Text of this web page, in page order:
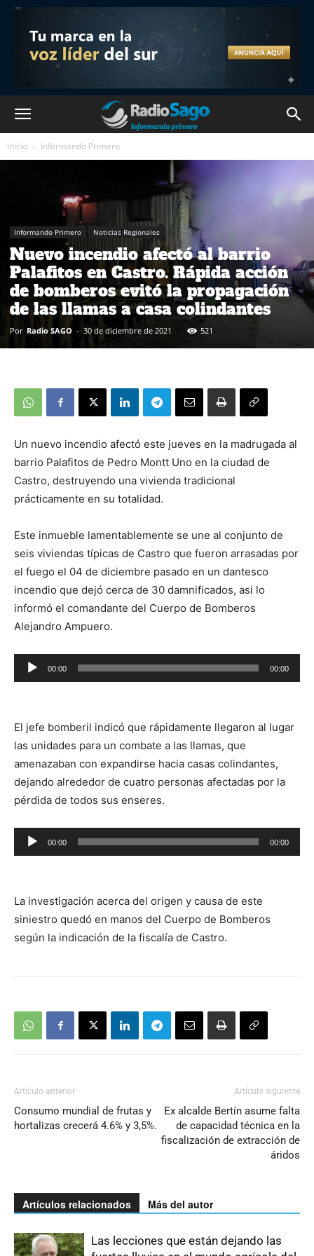
Inicio Informando Primero
Informando Primero Noticias Regionales
Nuevo incendio afectó al barrio
Palafitos en Castro. Rápida acción
de bomberos evitó la propagación
de las llamas a casa colindantes
Por Radio SAGO - 30 de diciembre de 2021 521
Un nuevo incendio afectó este jueves en la madrugada al
barrio Palafitos de Pedro Montt Uno en la ciudad de
Castro, destruyendo una vivienda tradicional
prácticamente en su totalidad.
Este inmueble lamentablemente se une al conjunto de
seis viviendas típicas de Castro que fueron arrasadas por
el fuego el 04 de diciembre pasado en un dantesco
incendio que dejó cerca de 30 damnificados, asi lo
informó el comandante del Cuerpo de Bomberos
Alejandro Ampuero.
Reproductor
de
00:00 00:00
El jefe bomberil indicó que rápidamente llegaron al lugar
las unidades para un combate a las llamas, que
amenazaban con expandirse hacia casas colindantes,
dejando alrededor de cuatro personas afectadas por la
pérdida de todos sus enseres.
Reproductor
de
00:00 00:00
La investigación acerca del origen y causa de este
siniestro quedó en manos del Cuerpo de Bomberos
según la indicación de la fiscalía de Castro.
Artículo anterior
Consumo mundial de frutas y
hortalizas crecerá 4.6% y 3,5%.
Artículo siguiente
Ex alcalde Bertín asume falta
de capacidad técnica en la
fiscalización de extracción de
áridos
Artículos relacionados Más del autor
Las lecciones que están dejando las